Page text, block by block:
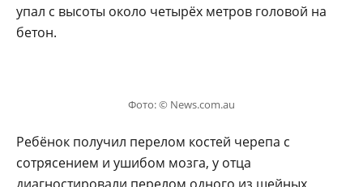
упал с высоты около четырёх метров головой на
бетон.
Фото: © News.com.au
Ребёнок получил перелом костей черепа с
сотрясением и ушибом мозга, у отца
диагностировали перелом одного из шейных